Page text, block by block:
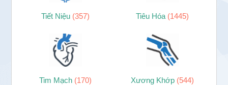
Tiết Niệu (357) Tiêu Hóa (1445)
Tim Mạch (170) Xương Khớp (544)